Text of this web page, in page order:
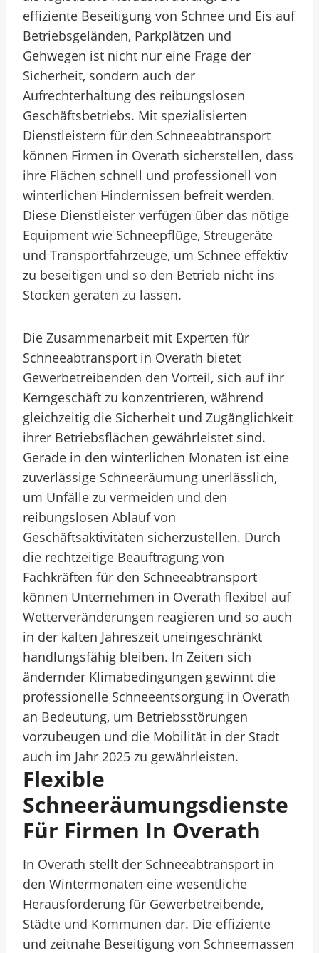
effiziente Beseitigung von Schnee und Eis auf
Betriebsgeländen, Parkplätzen und
Gehwegen ist nicht nur eine Frage der
Sicherheit, sondern auch der
Aufrechterhaltung des reibungslosen
Geschäftsbetriebs. Mit spezialisierten
Dienstleistern für den Schneeabtransport
können Firmen in Overath sicherstellen, dass
ihre Flächen schnell und professionell von
winterlichen Hindernissen befreit werden.
Diese Dienstleister verfügen über das nötige
Equipment wie Schneepflüge, Streugeräte
und Transportfahrzeuge, um Schnee effektiv
zu beseitigen und so den Betrieb nicht ins
Stocken geraten zu lassen.
Die Zusammenarbeit mit Experten für
Schneeabtransport in Overath bietet
Gewerbetreibenden den Vorteil, sich auf ihr
Kerngeschäft zu konzentrieren, während
gleichzeitig die Sicherheit und Zugänglichkeit
ihrer Betriebsflächen gewährleistet sind.
Gerade in den winterlichen Monaten ist eine
zuverlässige Schneeräumung unerlässlich,
um Unfälle zu vermeiden und den
reibungslosen Ablauf von
Geschäftsaktivitäten sicherzustellen. Durch
die rechtzeitige Beauftragung von
Fachkräften für den Schneeabtransport
können Unternehmen in Overath flexibel auf
Wetterveränderungen reagieren und so auch
in der kalten Jahreszeit uneingeschränkt
handlungsfähig bleiben. In Zeiten sich
ändernder Klimabedingungen gewinnt die
professionelle Schneeentsorgung in Overath
an Bedeutung, um Betriebsstörungen
vorzubeugen und die Mobilität in der Stadt
auch im Jahr 2025 zu gewährleisten.
Flexible
Schneeräumungsdienste
Für Firmen In Overath
In Overath stellt der Schneeabtransport in
den Wintermonaten eine wesentliche
Herausforderung für Gewerbetreibende,
Städte und Kommunen dar. Die effiziente
und zeitnahe Beseitigung von Schneemassen